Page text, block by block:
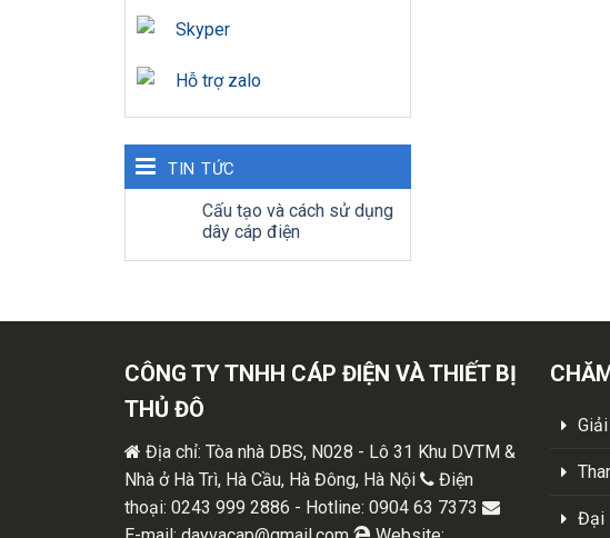
Skyper
Hỗ trợ zalo
TIN TỨC
Cấu tạo và cách sử dụng
dây cáp điện
CÔNG TY TNHH CÁP ĐIỆN VÀ THIẾT BỊ
THỦ ĐÔ
Địa chỉ: Tòa nhà DBS, N028 - Lô 31 Khu DVTM &
Nhà ở Hà Trì, Hà Cầu, Hà Đông, Hà Nội
Điện
thoại: 0243 999 2886 - Hotline: 0904 63 7373
Đại